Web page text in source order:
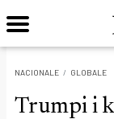
NACIONALE GLOBALE
Trumpi i